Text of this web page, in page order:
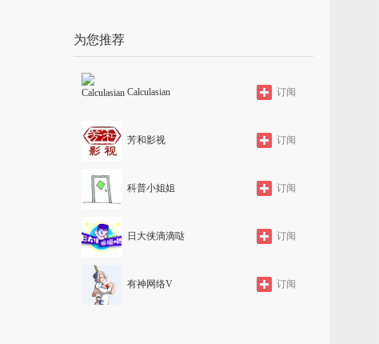
为您推荐
Calculasian 订阅
芳和影视 订阅
科普小姐姐 订阅
日大侠滴滴哒 订阅
有神网络V 订阅